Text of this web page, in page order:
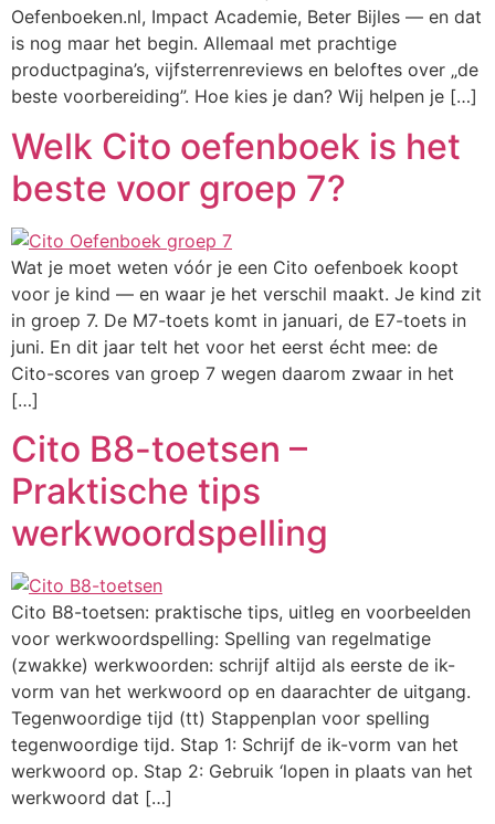
Oefenboeken.nl, Impact Academie, Beter Bijles — en dat
is nog maar het begin. Allemaal met prachtige
productpagina’s, vijfsterrenreviews en beloftes over „de
beste voorbereiding”. Hoe kies je dan? Wij helpen je […]
Welk Cito oefenboek is het
beste voor groep 7?
Wat je moet weten vóór je een Cito oefenboek koopt
voor je kind — en waar je het verschil maakt. Je kind zit
in groep 7. De M7-toets komt in januari, de E7-toets in
juni. En dit jaar telt het voor het eerst écht mee: de
Cito-scores van groep 7 wegen daarom zwaar in het
[…]
Cito B8-toetsen –
Praktische tips
werkwoordspelling
Cito B8-toetsen: praktische tips, uitleg en voorbeelden
voor werkwoordspelling: Spelling van regelmatige
(zwakke) werkwoorden: schrijf altijd als eerste de ik-
vorm van het werkwoord op en daarachter de uitgang.
Tegenwoordige tijd (tt) Stappenplan voor spelling
tegenwoordige tijd. Stap 1: Schrijf de ik-vorm van het
werkwoord op. Stap 2: Gebruik ‘lopen in plaats van het
werkwoord dat […]